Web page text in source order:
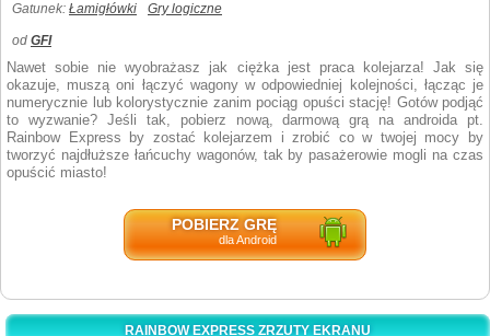
Gatunek: Łamigłówki Gry logiczne
od GFI
Nawet sobie nie wyobrażasz jak ciężka jest praca kolejarza! Jak się
okazuje, muszą oni łączyć wagony w odpowiedniej kolejności, łącząc je
numerycznie lub kolorystycznie zanim pociąg opuści stację! Gotów podjąć
to wyzwanie? Jeśli tak, pobierz nową, darmową grą na androida pt.
Rainbow Express by zostać kolejarzem i zrobić co w twojej mocy by
tworzyć najdłuższe łańcuchy wagonów, tak by pasażerowie mogli na czas
opuścić miasto!
POBIERZ GRĘ
dla Android
RAINBOW EXPRESS ZRZUTY EKRANU